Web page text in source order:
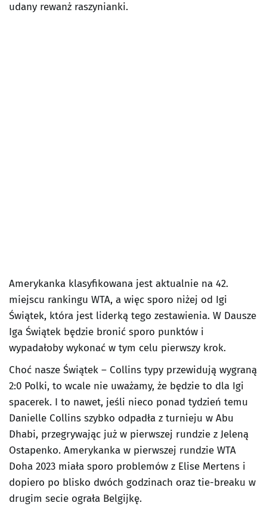
udany rewanż raszynianki.
Amerykanka klasyfikowana jest aktualnie na 42.
miejscu rankingu WTA, a więc sporo niżej od Igi
Świątek, która jest liderką tego zestawienia. W Dausze
Iga Świątek będzie bronić sporo punktów i
wypadałoby wykonać w tym celu pierwszy krok.
Choć nasze Świątek – Collins typy przewidują wygraną
2:0 Polki, to wcale nie uważamy, że będzie to dla Igi
spacerek. I to nawet, jeśli nieco ponad tydzień temu
Danielle Collins szybko odpadła z turnieju w Abu
Dhabi, przegrywając już w pierwszej rundzie z Jeleną
Ostapenko. Amerykanka w pierwszej rundzie WTA
Doha 2023 miała sporo problemów z Elise Mertens i
dopiero po blisko dwóch godzinach oraz tie-breaku w
drugim secie ograła Belgijkę.